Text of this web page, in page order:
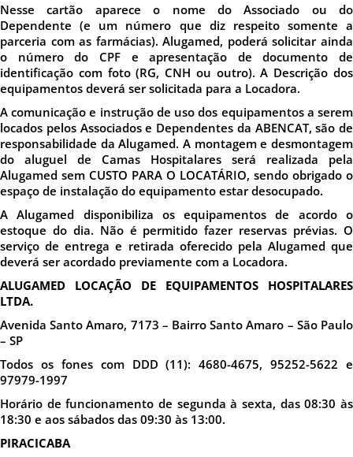
Nesse cartão aparece o nome do Associado ou do
Dependente (e um número que diz respeito somente a
parceria com as farmácias). Alugamed, poderá solicitar ainda
o número do CPF e apresentação de documento de
identificação com foto (RG, CNH ou outro). A Descrição dos
equipamentos deverá ser solicitada para a Locadora.
A comunicação e instrução de uso dos equipamentos a serem
locados pelos Associados e Dependentes da ABENCAT, são de
responsabilidade da Alugamed. A montagem e desmontagem
do aluguel de Camas Hospitalares será realizada pela
Alugamed sem CUSTO PARA O LOCATÁRIO, sendo obrigado o
espaço de instalação do equipamento estar desocupado.
A Alugamed disponibiliza os equipamentos de acordo o
estoque do dia. Não é permitido fazer reservas prévias. O
serviço de entrega e retirada oferecido pela Alugamed que
deverá ser acordado previamente com a Locadora.
ALUGAMED LOCAÇÃO DE EQUIPAMENTOS HOSPITALARES
LTDA.
Avenida Santo Amaro, 7173 – Bairro Santo Amaro – São Paulo
– SP
Todos os fones com DDD (11): 4680-4675, 95252-5622 e
97979-1997
Horário de funcionamento de segunda à sexta, das 08:30 às
18:30 e aos sábados das 09:30 às 13:00.
PIRACICABA